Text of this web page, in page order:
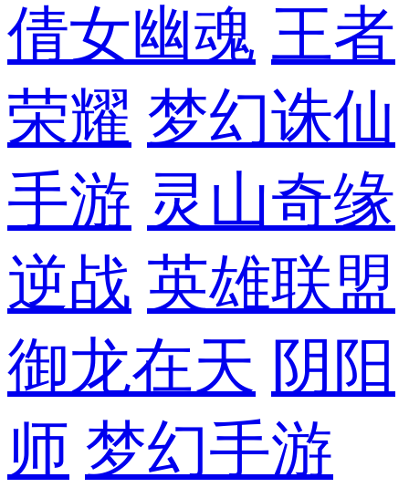
倩女幽魂 王者
荣耀 梦幻诛仙
手游 灵山奇缘
逆战 英雄联盟
御龙在天 阴阳
师 梦幻手游